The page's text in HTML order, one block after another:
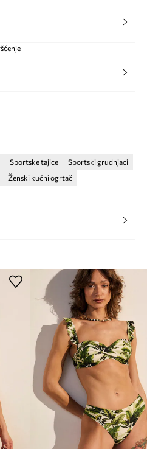
Sportske tajice
Sportski grudnjaci
Ženski kućni ogrtač